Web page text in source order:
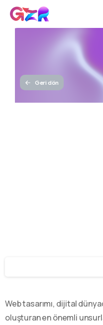
Geri dön
Web tasarımı, dijital
oluşturan en önemli